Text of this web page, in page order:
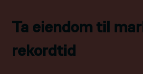
Ta eiendom til
rekordtid